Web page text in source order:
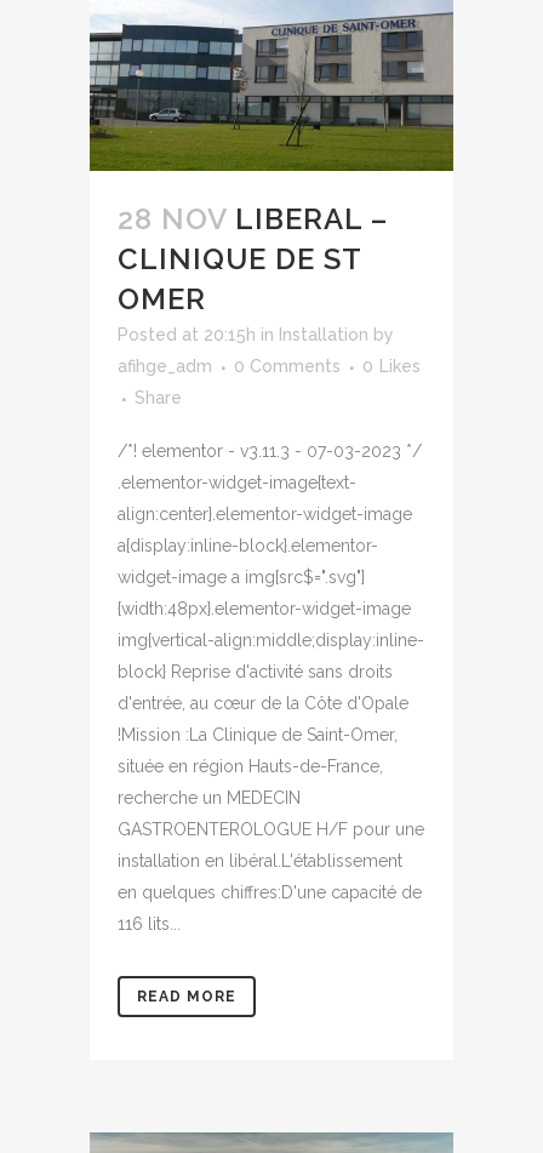
28 NOV LIBERAL –
CLINIQUE DE ST
OMER
Posted at 20:15h in Installation by
afihge_adm
0 Comments 0 Likes
Share
/*! elementor - v3.11.3 - 07-03-2023 */
.elementor-widget-image{text-
align:center}.elementor-widget-image
a{display:inline-block}.elementor-
widget-image a img[src$=".svg"]
{width:48px}.elementor-widget-image
img{vertical-align:middle;display:inline-
block} Reprise d'activité sans droits
d'entrée, au cœur de la Côte d'Opale
!Mission :La Clinique de Saint-Omer,
située en région Hauts-de-France,
recherche un MEDECIN
GASTROENTEROLOGUE H/F pour une
installation en libéral.L'établissement
en quelques chiffres:D'une capacité de
116 lits...
READ MORE